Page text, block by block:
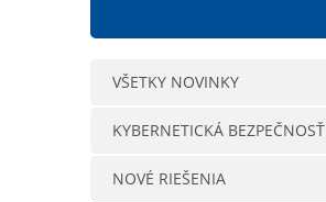
VŠETKY NOVINKY
KYBERNETICKÁ BEZPEČNOSŤ
NOVÉ RIEŠENIA